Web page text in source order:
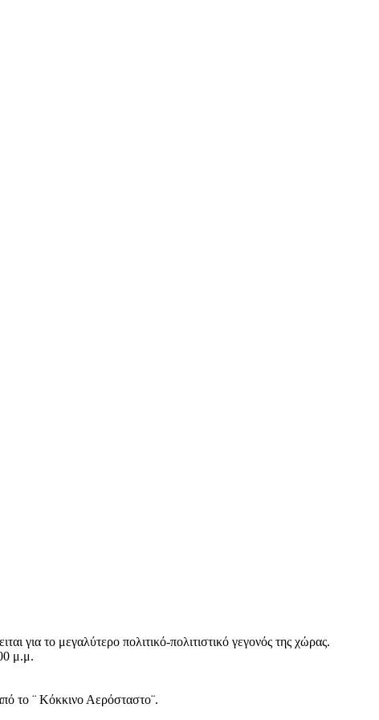
για το μεγαλύτερο πολιτικό-πολιτιστικό γεγονός της χώρας.
μ.μ.
το ¨ Κόκκινο Αερόσταστο¨.